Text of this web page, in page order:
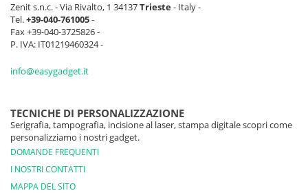
Zenit s.n.c. - Via Rivalto, 1 34137Trieste- Italy -
Tel.+39-040-761005-
Fax +39-040-3725826 -
P. IVA: IT01219460324 -
info@easygadget.it
TECNICHE DI PERSONALIZZAZIONE
Serigrafia, tampografia, incisione al laser, stampa digitale scopri come
personalizziamo i nostri gadget.
DOMANDE FREQUENTI
I NOSTRI CONTATTI
MAPPA DEL SITO